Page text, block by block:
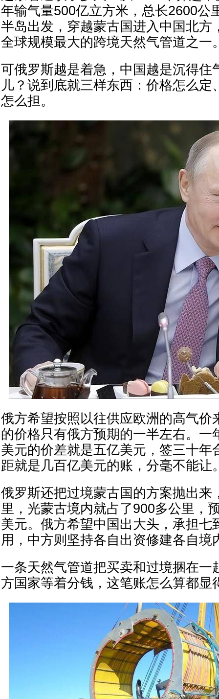
年输气量500亿立方米，总长2600公
半岛出发，穿越蒙古国进入中国北方
全球规模最大的跨境天然气管道之一
可俄罗斯越是着急，中国越是沉得住
儿？说到底就三样东西：价格怎么定
怎么担。
俄方希望按照以往供应欧洲的高气价
的价格只有俄方预期的一半左右。一
美元的价差就是五亿美元，签三十年
距就是几百亿美元的账，分毫不能让
俄罗斯还把过境蒙古国的方案抛出来
里，光蒙古境内就占了900多公里，
美元。俄方希望中国出大头，承担七
用，中方则坚持各自出资修建各自境
一条天然气管道把买卖和过境捆在一
方国家等着分钱，这笔账怎么算都显